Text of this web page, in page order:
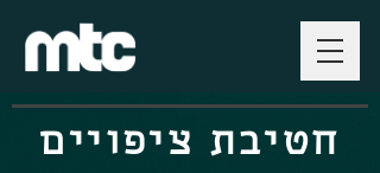
חטיבת ציפויים